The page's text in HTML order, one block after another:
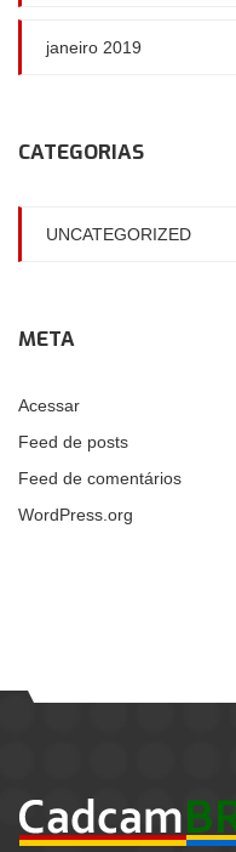
janeiro 2019
CATEGORIAS
UNCATEGORIZED
META
Acessar
Feed de posts
Feed de comentários
WordPress.org